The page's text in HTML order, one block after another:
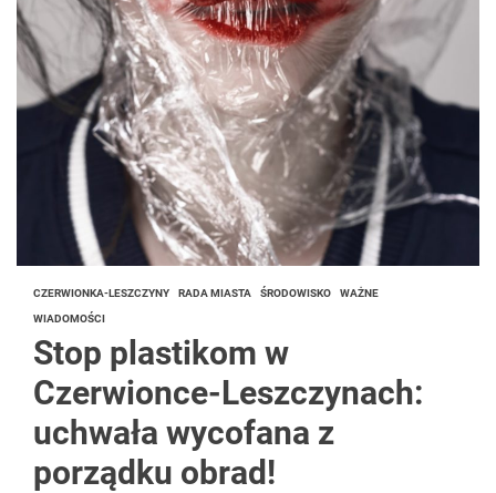
CZERWIONKA-LESZCZYNY RADA MIASTA ŚRODOWISKO WAŻNE
WIADOMOŚCI
Stop plastikom w
Czerwionce-Leszczynach:
uchwała wycofana z
porządku obrad!